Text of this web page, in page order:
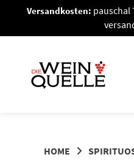
Springe
Inhalt
Versandkosten: pauschal
HOME